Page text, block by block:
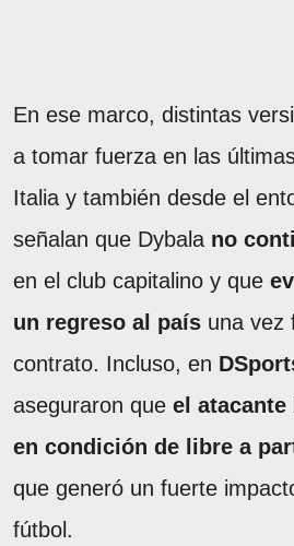
En ese marco, distintas
a tomar fuerza en las
Italia y también desde el
señalan que Dybala no
en el club capitalino y que
un regreso al país una vez
contrato. Incluso, en
aseguraron que el atacante
en condición de libre a
que generó un fuerte
fútbol.